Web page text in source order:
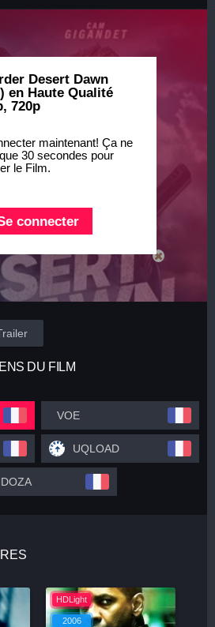
Desert Dawn
en Haute Qualité
720p
maintenant! Ça ne
30 secondes pour
le Film.
connecter
DU FILM
VOE
UQLOAD
HDLight
2006